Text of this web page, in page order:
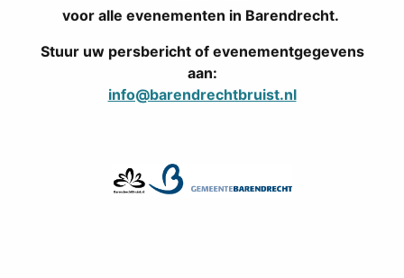
voor alle evenementen in Barendrecht.
Stuur uw persbericht of evenementgegevens
aan:
info@barendrechtbruist.nl